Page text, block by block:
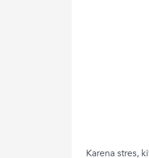
Karena stres,